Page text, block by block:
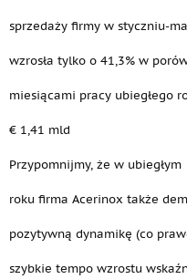
sprzedaży firmy w styczniu-
wzrosła tylko o 41,3% w
miesiącami pracy ubiegłego
€ 1,41 mld
Przypomnijmy, że w ubiegłym
roku firma Acerinox także
pozytywną dynamikę (co
szybkie tempo wzrostu